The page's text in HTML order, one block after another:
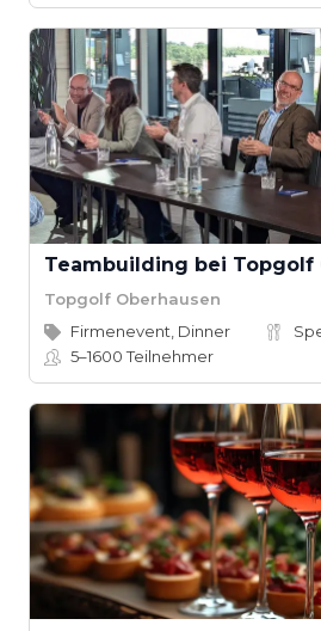
Teambuilding bei Topgolf
Topgolf Oberhausen
Firmenevent, Dinner
5–1600Teilnehmer